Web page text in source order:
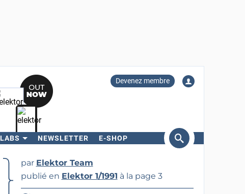
Devenez membre
LABS NEWSLETTER E-SHOP
Rechercher
par Elektor Team
publié en Elektor 1/1991 à la page 3